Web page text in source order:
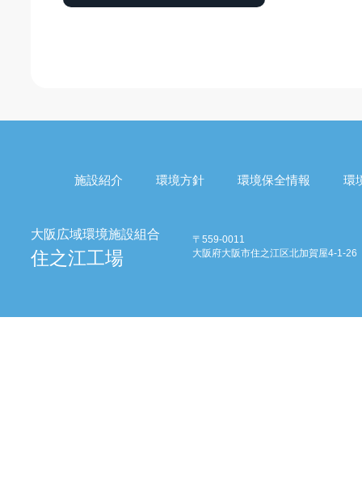
施設紹介 環境方針 環境保全情報 環
〒559-0011
大阪府大阪市住之江区北加賀屋4-1-26